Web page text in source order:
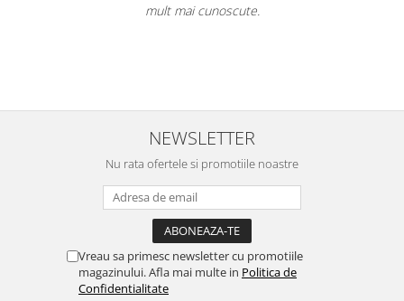
mult mai cunoscute.
NEWSLETTER
Nu rata ofertele si promotiile noastre
Vreau sa primesc newsletter cu promotiile
magazinului. Afla mai multe in Politica de
Confidentialitate